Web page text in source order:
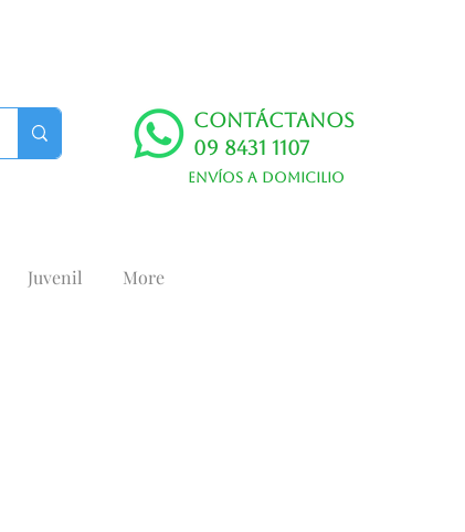
Contáctanos
09 8431 1107
Envíos a domicilio
Juvenil More